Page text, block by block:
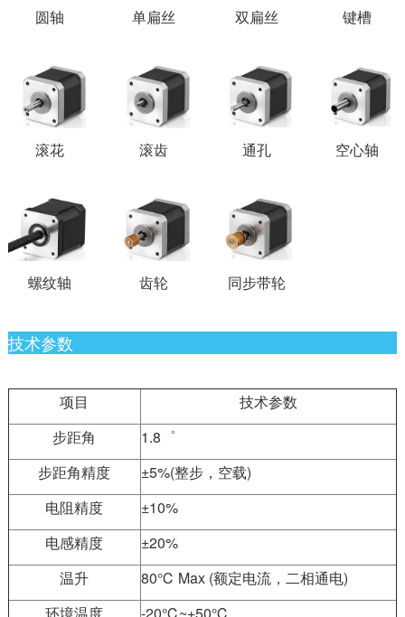
圆轴 单扁丝 双扁丝 键槽
滚花 滚齿 通孔 空心轴
螺纹轴 齿轮 同步带轮
技术参数
项目
技术参数
步距角
1.8゜
步距角精度
±5%(整步，空载)
电阻精度
±10%
电感精度
±20%
温升
80℃ Max (额定电流，二相通电)